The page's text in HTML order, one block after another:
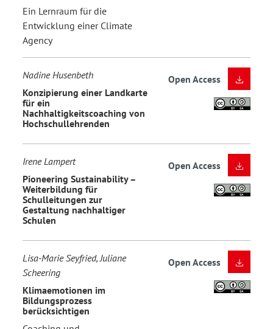
Ein Lernraum für die
Entwicklung einer Climate
Agency
Nadine Husenbeth
Konzipierung einer Landkarte
für ein
Nachhaltigkeitscoaching von
Hochschullehrenden
Open Access
Irene Lampert
Pioneering Sustainability –
Weiterbildung für
Schulleitungen zur
Gestaltung nachhaltiger
Schulen
Open Access
Lisa-Marie Seyfried, Juliane
Scheering
Klimaemotionen im
Bildungsprozess
berücksichtigen
Open Access